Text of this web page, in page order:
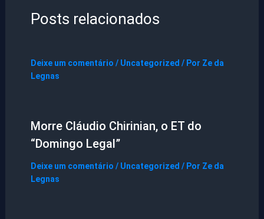
Posts relacionados
Deixe um comentário / Uncategorized / Por Ze da
Legnas
Morre Cláudio Chirinian, o ET do
“Domingo Legal”
Deixe um comentário / Uncategorized / Por Ze da
Legnas